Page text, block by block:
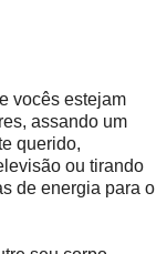
vocês estejam
assando um
querido,
ou tirando
de energia para o